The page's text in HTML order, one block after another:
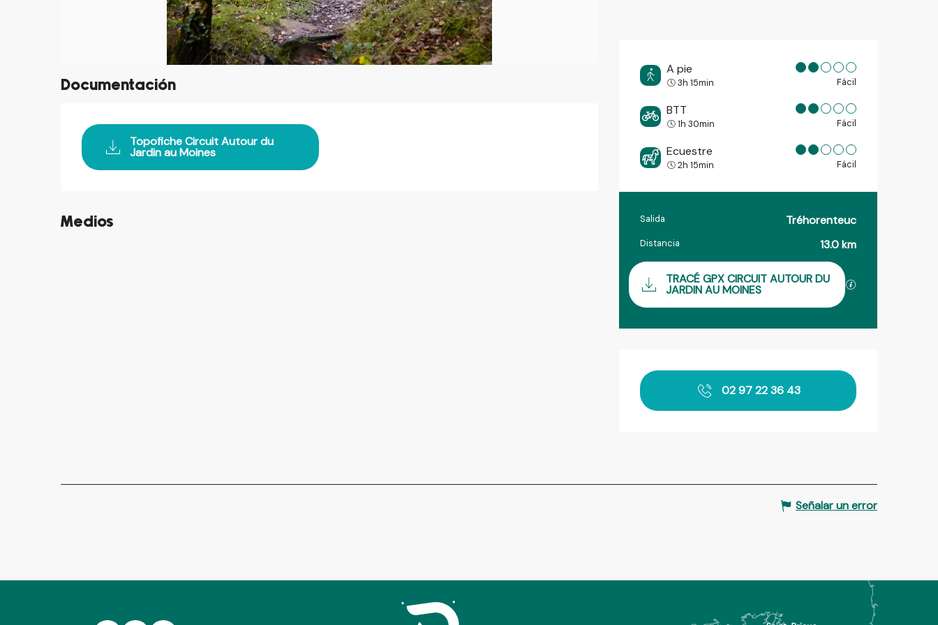
A pie
3h 15min Fácil
BTT
1h 30min Fácil
Ecuestre
2h 15min Fácil
Información práctica
Salida Tréhorenteuc
Distancia 13.0 km
Documentación
TRACÉ GPX CIRCUIT AUTOUR DU
JARDIN AU MOINES Los archivos
Horarios y datos de
02 97 22 36 43
Documentación
Topofiche Circuit Autour du
Jardin au Moines
Medios
©
Señalar un error